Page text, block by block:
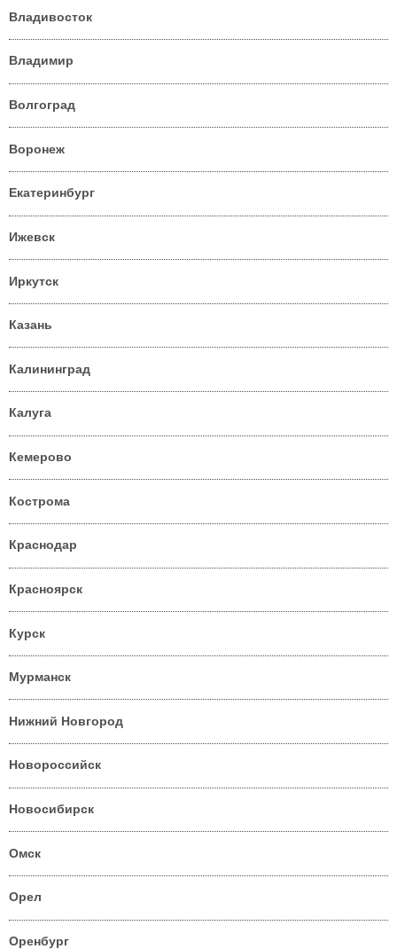
Владивосток
Владимир
Волгоград
Воронеж
Екатеринбург
Ижевск
Иркутск
Казань
Калининград
Калуга
Кемерово
Кострома
Краснодар
Красноярск
Курск
Мурманск
Нижний Новгород
Новороссийск
Новосибирск
Омск
Орел
Оренбург